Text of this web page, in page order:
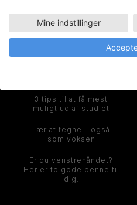
Ink&Lise Lettering
workshop i Danmark
3 tips til at få mest
muligt ud af studiet
Lær at tegne – også
som voksen
Er du venstrehåndet?
Her er to gode penne til
dig.
Mine indstillinger